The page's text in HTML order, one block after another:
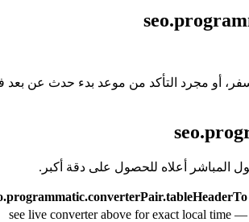
أو مجرد التأكد من موعد بدء حدث عن
المباشر أعلاه للحصول على دقة أكبر.
— see live converter above for exact local time